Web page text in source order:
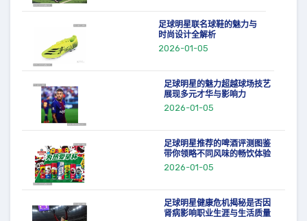
足球明星联名球鞋的魅力与
时尚设计全解析
2026-01-05
足球明星的魅力超越球场技艺
展现多元才华与影响力
2026-01-05
足球明星推荐的啤酒评测图鉴
带你领略不同风味的畅饮体验
2026-01-05
足球明星健康危机揭秘是否因
肾病影响职业生涯与生活质量